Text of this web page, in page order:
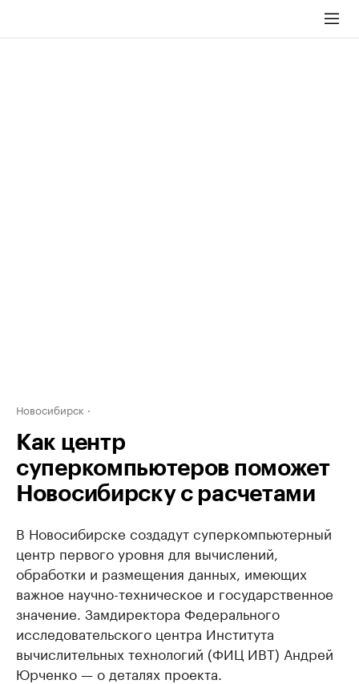
Новосибирск
Как центр
суперкомпьютеров поможет
Новосибирску с расчетами
В Новосибирске создадут суперкомпьютерный
центр первого уровня для вычислений,
обработки и размещения данных, имеющих
важное научно-техническое и государственное
значение. Замдиректора Федерального
исследовательского центра Института
вычислительных технологий (ФИЦ ИВТ) Андрей
Юрченко — о деталях проекта.